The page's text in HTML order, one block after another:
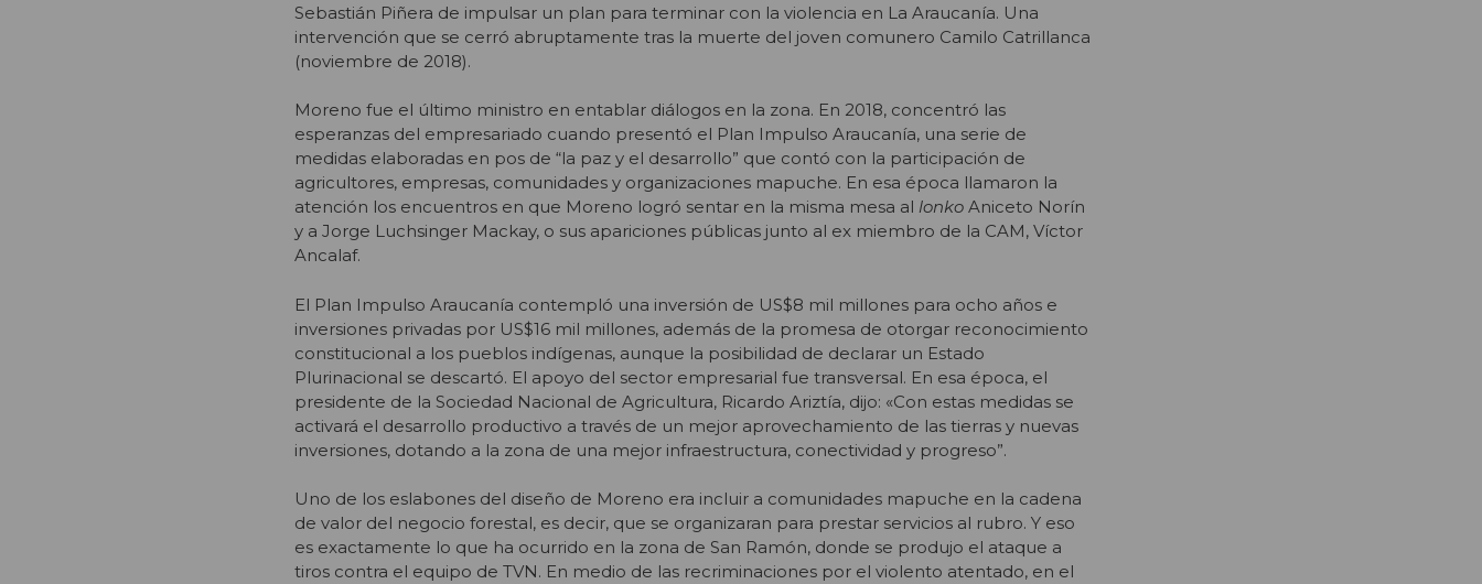
Sebastián Piñera de impulsar un plan para terminar con la violencia en La Araucanía. Una
intervención que se cerró abruptamente tras la muerte del joven comunero Camilo Catrillanca
(noviembre de 2018).
Moreno fue el último ministro en entablar diálogos en la zona. En 2018, concentró las
esperanzas del empresariado cuando presentó el Plan Impulso Araucanía, una serie de
medidas elaboradas en pos de “la paz y el desarrollo” que contó con la participación de
agricultores, empresas, comunidades y organizaciones mapuche. En esa época llamaron la
atención los encuentros en que Moreno logró sentar en la misma mesa al lonko Aniceto Norín
y a Jorge Luchsinger Mackay, o sus apariciones públicas junto al ex miembro de la CAM, Víctor
Ancalaf.
El Plan Impulso Araucanía contempló una inversión de US$8 mil millones para ocho años e
inversiones privadas por US$16 mil millones, además de la promesa de otorgar reconocimiento
constitucional a los pueblos indígenas, aunque la posibilidad de declarar un Estado
Plurinacional se descartó. El apoyo del sector empresarial fue transversal. En esa época, el
presidente de la Sociedad Nacional de Agricultura, Ricardo Ariztía, dijo: «Con estas medidas se
activará el desarrollo productivo a través de un mejor aprovechamiento de las tierras y nuevas
inversiones, dotando a la zona de una mejor infraestructura, conectividad y progreso”.
Uno de los eslabones del diseño de Moreno era incluir a comunidades mapuche en la cadena
de valor del negocio forestal, es decir, que se organizaran para prestar servicios al rubro. Y eso
es exactamente lo que ha ocurrido en la zona de San Ramón, donde se produjo el ataque a
tiros contra el equipo de TVN. En medio de las recriminaciones por el violento atentado, en el